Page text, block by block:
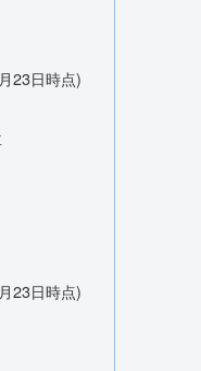
23日時点)
23日時点)